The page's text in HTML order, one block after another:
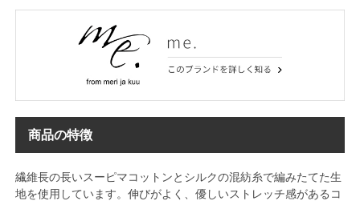
商品の特徴
繊維長の長いスーピマコットンとシルクの混紡糸で編みたてた生
地を使用しています。伸びがよく、優しいストレッチ感があるコ